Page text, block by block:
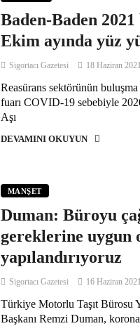
Baden-Baden 2021
Ekim ayında yüz
Sigortacı Gazetesi 18 Haziran 2021
Reasürans sektörünün
fuarı COVID-19 sebebiyle
Aşı
DEVAMINI OKUYUN
MANŞET
Duman: Büroyu
gereklerine uygun
yapılandırıyoruz
Sigortacı Gazetesi 16 Haziran 2021
Türkiye Motorlu Taşıt Bürosu
Başkanı Remzi Duman,